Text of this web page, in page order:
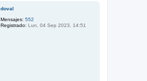
doval
Mensajes: 552
Registrado: Lun, 04 Sep 2023, 14:51